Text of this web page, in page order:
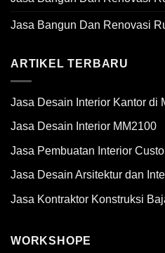
Jasa Bangun Dan Renovasi
ARTIKEL TERBARU
Jasa Desain Interior Kantor di
Jasa Desain Interior MM2100
Jasa Pembuatan Interior
Jasa Desain Arsitektur dan
Jasa Kontraktor Konstruksi
WORKSHOPE